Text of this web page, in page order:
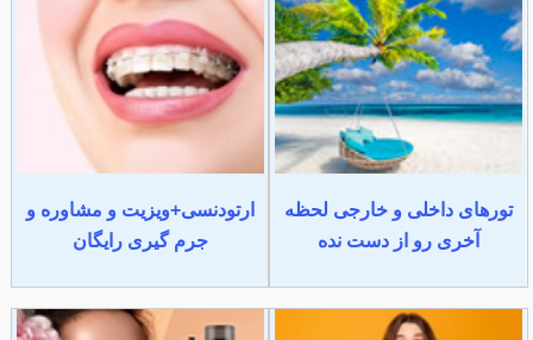
تورهای داخلی و خارجی لحظه
آخری رو از دست نده
ارتودنسی+ویزیت و مشاوره و
جرم گیری رایگان